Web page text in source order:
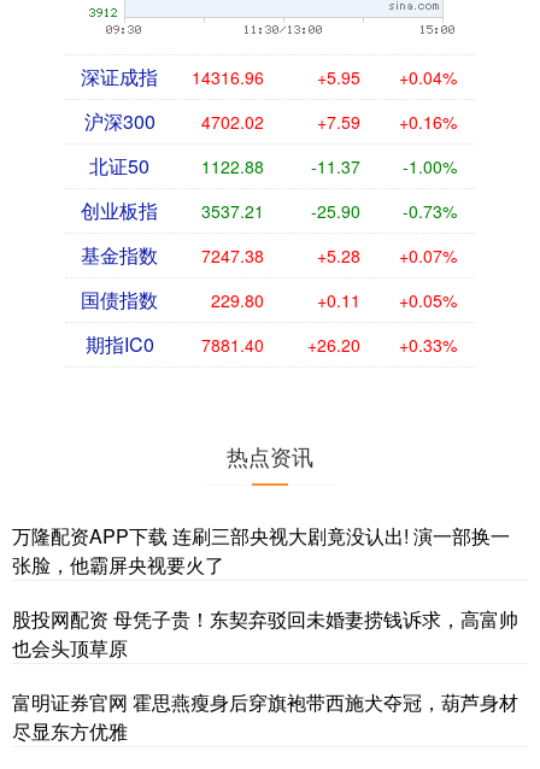
深证成指 14316.96 +5.95 +0.04%
沪深300 4702.02 +7.59 +0.16%
北证50 1122.88 -11.37 -1.00%
创业板指 3537.21 -25.90 -0.73%
基金指数 7247.38 +5.28 +0.07%
国债指数 229.80 +0.11 +0.05%
期指IC0 7881.40 +26.20 +0.33%
热点资讯
万隆配资APP下载 连刷三部央视大剧竟没认出! 演一部换一
张脸，他霸屏央视要火了
股投网配资 母凭子贵！东契弃驳回未婚妻捞钱诉求，高富帅
也会头顶草原
富明证券官网 霍思燕瘦身后穿旗袍带西施犬夺冠，葫芦身材
尽显东方优雅